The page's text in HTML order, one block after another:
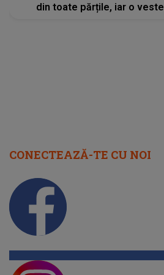
din toate părțile, iar o veste
CONECTEAZĂ-TE CU NOI